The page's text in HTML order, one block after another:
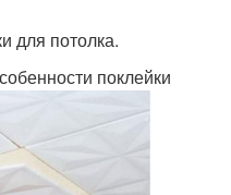
для потолка.
поклейки